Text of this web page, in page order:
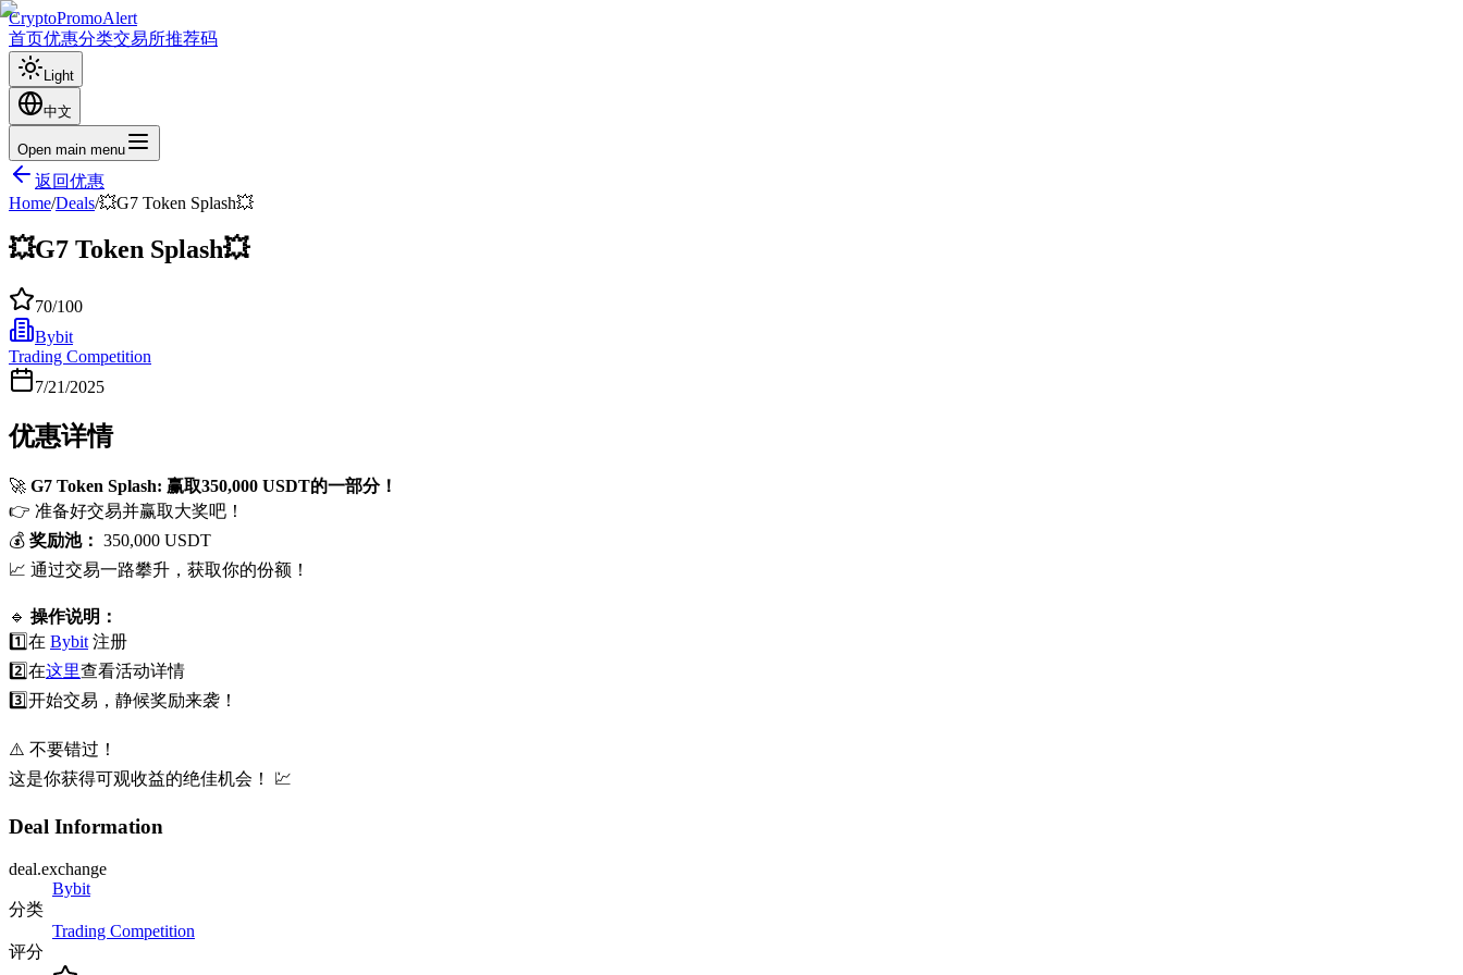
CryptoPromoAlert
首页优惠分类交易所推荐码
Light
中文
Open main menu
返回优惠
Home/Deals/💥G7 Token Splash💥
💥G7 Token Splash💥
70/100
Bybit
Trading Competition
7/21/2025
优惠详情
🚀 G7 Token Splash: 赢取350,000 USDT的一部分！
👉 准备好交易并赢取大奖吧！
💰 奖励池： 350,000 USDT
📈 通过交易一路攀升，获取你的份额！
🔹 操作说明：
1️⃣在 Bybit 注册
2️⃣在这里查看活动详情
3️⃣开始交易，静候奖励来袭！
⚠️ 不要错过！
这是你获得可观收益的绝佳机会！ 💹
Deal Information
deal.exchange
Bybit
分类
Trading Competition
评分